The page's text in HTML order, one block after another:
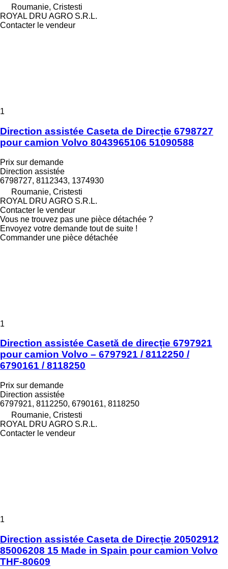
Roumanie, Cristesti
ROYAL DRU AGRO S.R.L.
Contacter le vendeur
1
Direction assistée Caseta de Direcție 6798727
pour camion Volvo 8043965106 51090588
Prix sur demande
Direction assistée
6798727, 8112343, 1374930
Roumanie, Cristesti
ROYAL DRU AGRO S.R.L.
Contacter le vendeur
Vous ne trouvez pas une pièce détachée ?
Envoyez votre demande tout de suite !
Commander une pièce détachée
1
Direction assistée Casetă de direcție 6797921
pour camion Volvo – 6797921 / 8112250 /
6790161 / 8118250
Prix sur demande
Direction assistée
6797921, 8112250, 6790161, 8118250
Roumanie, Cristesti
ROYAL DRU AGRO S.R.L.
Contacter le vendeur
1
Direction assistée Caseta de Direcție 20502912
85006208 15 Made in Spain pour camion Volvo
THF-80609